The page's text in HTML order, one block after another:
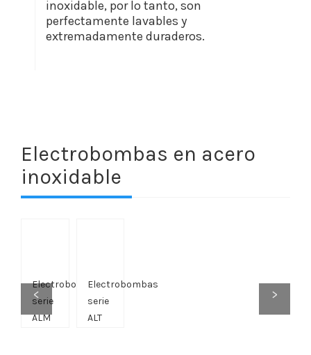
inoxidable, por lo tanto, son
perfectamente lavables y
extremadamente duraderos.
Electrobombas en acero
inoxidable
Electrobombas
serie
ALM
Electrobombas
serie
ALT
< >